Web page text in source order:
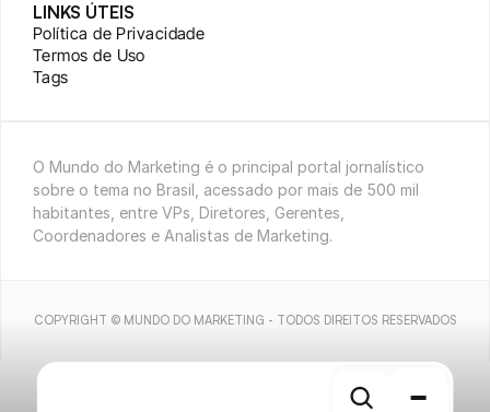
LINKS ÚTEIS
Política de Privacidade
Termos de Uso
Tags
O Mundo do Marketing é o principal portal jornalístico
sobre o tema no Brasil, acessado por mais de 500 mil
habitantes, entre VPs, Diretores, Gerentes,
Coordenadores e Analistas de Marketing.
COPYRIGHT © MUNDO DO MARKETING - TODOS DIREITOS RESERVADOS